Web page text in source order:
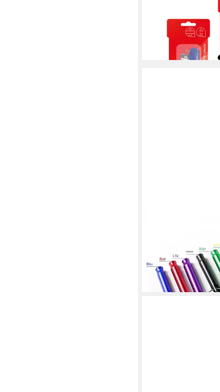
Trillerpfeife Metall
Band 2 Stück
lieferbar - in 2-3
Überlebenspfeifen
Aktivitäten),
19,99 €
lieferbar - in 9-11